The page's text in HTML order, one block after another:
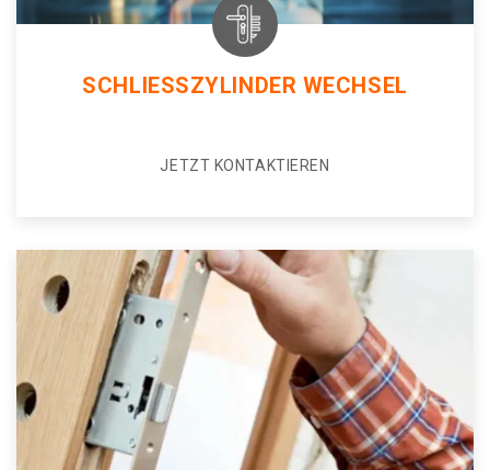
SCHLIESSZYLINDER WECHSEL
JETZT KONTAKTIEREN